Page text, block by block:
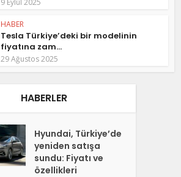
9 Eylül 2025
HABER
Tesla Türkiye’deki bir modelinin
fiyatına zam...
29 Ağustos 2025
HABERLER
Hyundai, Türkiye’de
yeniden satışa
sundu: Fiyatı ve
özellikleri